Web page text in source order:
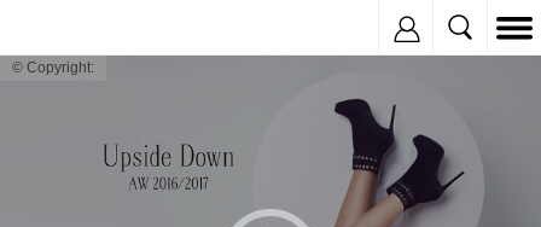
© Copyright: